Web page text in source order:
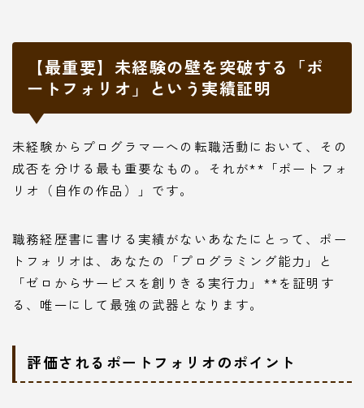
【最重要】未経験の壁を突破する「ポ
ートフォリオ」という実績証明
未経験からプログラマーへの転職活動において、その
成否を分ける最も重要なもの。それが**「ポートフォ
リオ（自作の作品）」です。
職務経歴書に書ける実績がないあなたにとって、ポー
トフォリオは、あなたの「プログラミング能力」と
「ゼロからサービスを創りきる実行力」**を証明す
る、唯一にして最強の武器となります。
評価されるポートフォリオのポイント